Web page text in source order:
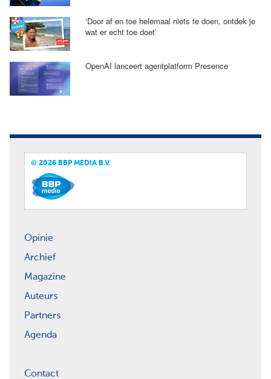
‘Door af en toe helemaal niets te doen, ontdek je
wat er echt toe doet’
OpenAI lanceert agentplatform Presence
© 2026 BBP MEDIA B.V.
Opinie
Archief
Magazine
Auteurs
Partners
Agenda
Contact